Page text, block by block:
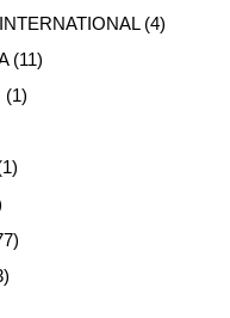
(4)
(11)
(1)